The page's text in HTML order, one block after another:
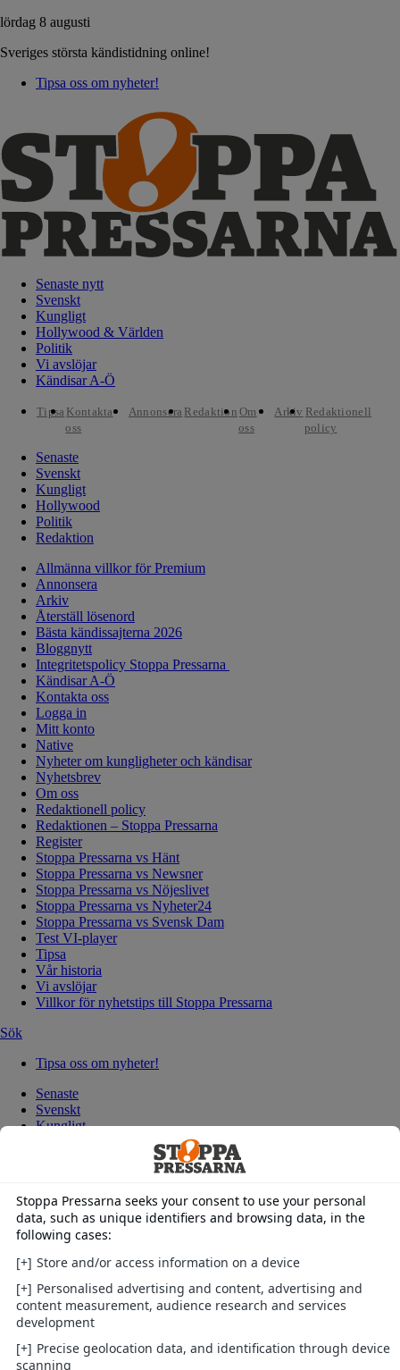
lördag 8 augusti
Sveriges största kändistidning online!
Tipsa oss om nyheter!
Senaste nytt
Svenskt
Kungligt
Hollywood & Världen
Politik
Vi avslöjar
Kändisar A-Ö
Tipsa Kontakta
oss
Annonsera Redaktion Om
oss
Arkiv Redaktionell
policy
Senaste
Svenskt
Kungligt
Hollywood
Politik
Redaktion
Allmänna villkor för Premium
Annonsera
Arkiv
Återställ lösenord
Bästa kändissajterna 2026
Bloggnytt
Integritetspolicy Stoppa Pressarna
Kändisar A-Ö
Kontakta oss
Logga in
Mitt konto
Native
Nyheter om kungligheter och kändisar
Nyhetsbrev
Om oss
Redaktionell policy
Redaktionen – Stoppa Pressarna
Register
Stoppa Pressarna vs Hänt
Stoppa Pressarna vs Newsner
Stoppa Pressarna vs Nöjeslivet
Stoppa Pressarna vs Nyheter24
Stoppa Pressarna vs Svensk Dam
Test VI-player
Tipsa
Vår historia
Vi avslöjar
Villkor för nyhetstips till Stoppa Pressarna
Sök
Tipsa oss om nyheter!
Senaste
Svenskt
Kungligt
Tipsa
Kontakta oss
Annonsera
Om oss
Arkiv
Redaktionell policy
Har du ett nyhetstips?
Tipsa oss!